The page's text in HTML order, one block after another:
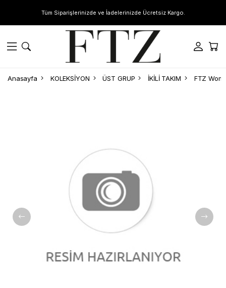
Tüm Siparişlerinizde ve İadelerinizde Ücretsiz Kargo.
Anasayfa KOLEKSİYON ÜST GRUP İKİLİ TAKIM FTZ